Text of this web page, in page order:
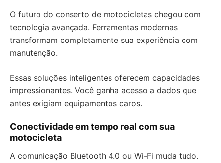
O futuro do conserto de motocicletas chegou com
tecnologia avançada. Ferramentas modernas
transformam completamente sua experiência com
manutenção.
Essas soluções inteligentes oferecem capacidades
impressionantes. Você ganha acesso a dados que
antes exigiam equipamentos caros.
Conectividade em tempo real com sua
motocicleta
A comunicação Bluetooth 4.0 ou Wi-Fi muda tudo.